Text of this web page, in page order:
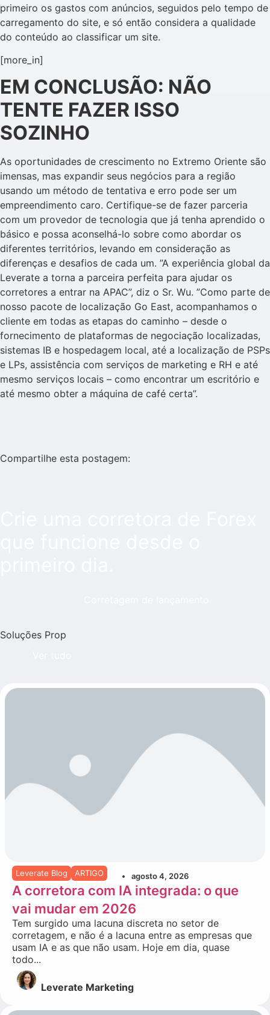
primeiro os gastos com anúncios, seguidos pelo tempo de
carregamento do site, e só então considera a qualidade
do conteúdo ao classificar um site.
[more_in]
EM CONCLUSÃO: NÃO
TENTE FAZER ISSO
SOZINHO
As oportunidades de crescimento no Extremo Oriente são
imensas, mas expandir seus negócios para a região
usando um método de tentativa e erro pode ser um
empreendimento caro. Certifique-se de fazer parceria
com um provedor de tecnologia que já tenha aprendido o
básico e possa aconselhá-lo sobre como abordar os
diferentes territórios, levando em consideração as
diferenças e desafios de cada um. ”A experiência global da
Leverate a torna a parceira perfeita para ajudar os
corretores a entrar na APAC”, diz o Sr. Wu. ”Como parte de
nosso pacote de localização Go East, acompanhamos o
cliente em todas as etapas do caminho – desde o
fornecimento de plataformas de negociação localizadas,
sistemas IB e hospedagem local, até a localização de PSPs
e LPs, assistência com serviços de marketing e RH e até
mesmo serviços locais – como encontrar um escritório e
até mesmo obter a máquina de café certa”.
Compartilhe esta postagem:
Soluções Prop
Leverate Blog ARTIGO agosto 4, 2026
A corretora com IA integrada: o que
vai mudar em 2026
Tem surgido uma lacuna discreta no setor de
corretagem, e não é a lacuna entre as empresas que
usam IA e as que não usam. Hoje em dia, quase
todo...
Leverate Marketing